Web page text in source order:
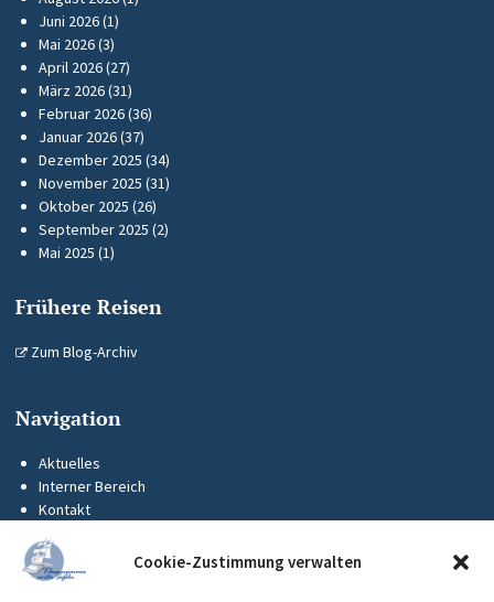
Cookie-Zustimmung verwalten
Juni 2026(1)
Mai 2026(3)
April 2026(27)
März 2026(31)
Februar 2026(36)
Januar 2026(37)
Dezember 2025 (34)
November 2025 (31)
Oktober 2025 (26)
September 2025 (2)
Mai 2025 (1)
Frühere Reisen
Zum Blog-Archiv
Navigation
Aktuelles
Interner Bereich
Kontakt
KUS-Flyer
Impressum
Datenschutz